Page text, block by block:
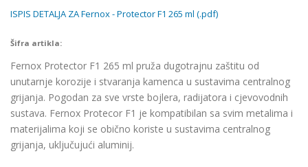
ISPIS DETALJA ZA Fernox - Protector F1 265 ml (.pdf)
Šifra artikla:
Fernox Protector F1 265 ml pruža dugotrajnu zaštitu od
unutarnje korozije i stvaranja kamenca u sustavima centralnog
grijanja. Pogodan za sve vrste bojlera, radijatora i cjevovodnih
sustava. Fernox Protecor F1 je kompatibilan sa svim metalima i
materijalima koji se obično koriste u sustavima centralnog
grijanja, uključujući aluminij.